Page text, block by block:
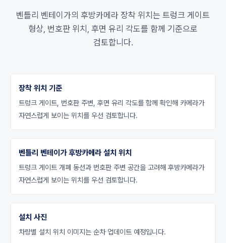
벤틀리 벤테이가의 후방카메라 장착 위치는 트렁크 게이트
형상, 번호판 위치, 후면 유리 각도를 함께 기준으로
검토합니다.
장착 위치 기준
트렁크 게이트, 번호판 주변, 후면 유리 각도를 함께 확인해 카메라가
자연스럽게 보이는 위치를 우선 검토합니다.
벤틀리 벤테이가 후방카메라 설치 위치
트렁크 게이트 개폐 동선과 번호판 주변 공간을 고려해 후방카메라가
자연스럽게 보이는 위치를 우선 검토합니다.
설치 사진
차량별 설치 위치 이미지는 순차 업데이트 예정입니다.